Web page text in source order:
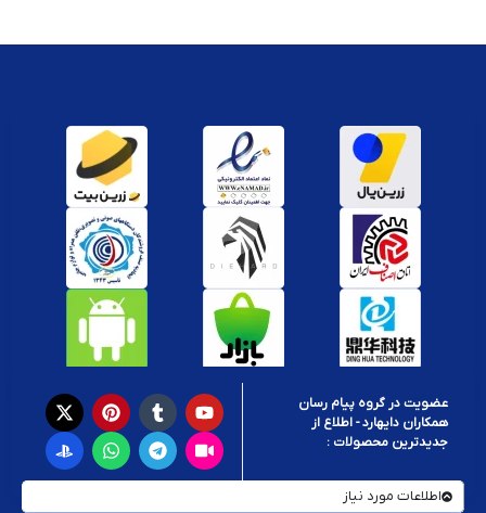
رسانایی حرارتی بالا برای کاهش دمای چیپ‌ها تا چندین درجه
مقاومت در برابر دمای بالا
عدم رسانایی الکتریکی برای جلوگیری از اتصال کوتاه
چسبندگی مناسب برای ماندگاری طولانی
سازگار با چیپ‌های حساس و سطوح فلزی و آلومینیومی
کاربرد در تعمیر کنسول‌های بازی
چیپ
Xbox Series X:استفاده از پد حرارتی برای قرارگیری بین VRM و هیت‌سینک
Nintendo Switch:انتقال حرارت دقیق در پردازنده اصلی دستگاه
عضویت در گروه پیام رسان
همکاران دایهارد - اطلاع از
جدیدترین محصولات :
اطلاعات مورد نیاز